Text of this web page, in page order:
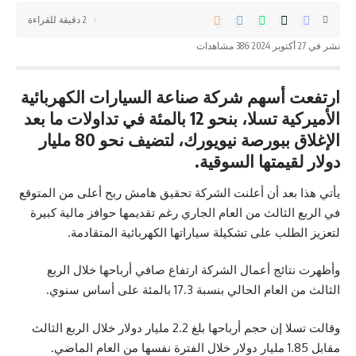
نشر في 27 أكتوبر 2024 386 مشاهدات
2 دقيقة للقراءة
ارتفعت أسهم شركة صناعة السيارات الكهربائية
الأميركية تسلا، بنحو 12 بالمئة في تداولات ما بعد
الإغلاق ببورصة نيويورك، لتضيف نحو 80 مليار
دولار لقيمتها السوقية.
يأتي هذا بعد أن أعلنت الشركة تحقيق هامش ربح أعلى من المتوقع
في الربع الثالث من العام الجاري رغم تقديمها حوافز مالية كبيرة
لتعزيز الطلب على تشكيلة سياراتها الكهربائية المتقادمة.
وأظهرت نتائج أعمال الشركة ارتفاع صافي أرباحها خلال الربع
الثالث من العام الحالي بنسبة 17.3 بالمئة على أساس سنوي.
وقالت تسلا إن حجم أرباحها بلغ 2.2 مليار دولار خلال الربع الثالث
مقابل 1.85 مليار دولار خلال الفترة نفسها من العام الماضي.